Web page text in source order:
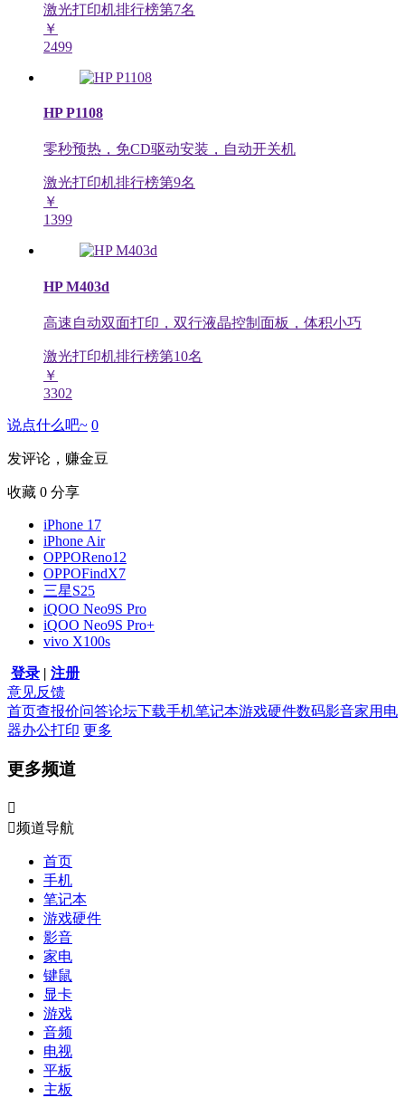
激光打印机排行榜第7名
￥
2499
HP P1108
零秒预热，免CD驱动安装，自动开关机
激光打印机排行榜第9名
￥
1399
HP M403d
高速自动双面打印，双行液晶控制面板，体积小巧
激光打印机排行榜第10名
￥
3302
说点什么吧~ 0
发评论，赚金豆
收藏 0 分享
iPhone 17
iPhone Air
OPPOReno12
OPPOFindX7
三星S25
iQOO Neo9S Pro
iQOO Neo9S Pro+
vivo X100s
登录 | 注册
意见反馈
首页查报价问答论坛下载手机笔记本游戏硬件数码影音家用电
器办公打印 更多
更多频道

频道导航
首页
手机
笔记本
游戏硬件
影音
家电
键鼠
显卡
游戏
音频
电视
平板
主板